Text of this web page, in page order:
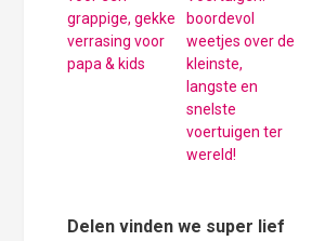
grappige, gekke
verrasing voor
papa & kids
boordevol
weetjes over de
kleinste,
langste en
snelste
voertuigen ter
wereld!
Delen vinden we super lief